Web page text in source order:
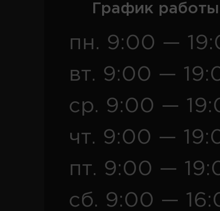
График
пн. 9:00 —
вт. 9:00 —
ср. 9:00 —
чт. 9:00 —
пт. 9:00 —
сб. 9:00 —